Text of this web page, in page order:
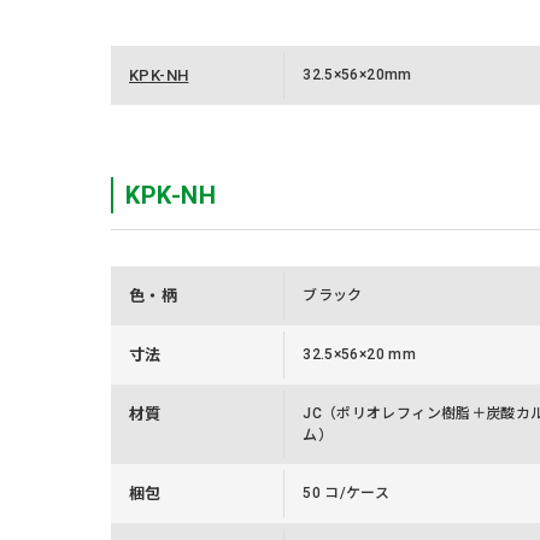
KPK-NH 32.5×56×20mm
KPK-NH
色・柄 ブラック
寸法 32.5×56×20 mm
材質
JC（ポリオレフィン樹脂＋炭酸カ
ム）
梱包 50 コ/ケース